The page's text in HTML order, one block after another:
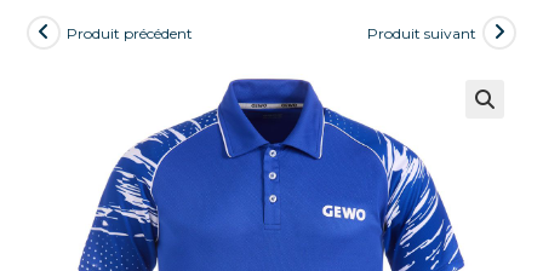
Produit précédent Produit suivant